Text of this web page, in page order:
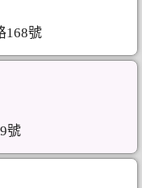
168號
號